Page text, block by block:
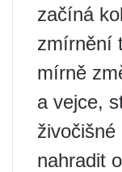
začíná
zmírnění
mírně
a vejce,
nahradit